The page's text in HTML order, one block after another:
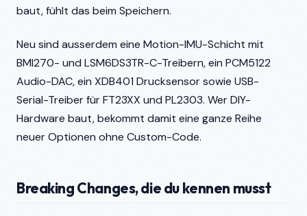
baut, fühlt das beim Speichern.
Neu sind ausserdem eine Motion-IMU-Schicht mit
BMI270- und LSM6DS3TR-C-Treibern, ein PCM5122
Audio-DAC, ein XDB401 Drucksensor sowie USB-
Serial-Treiber für FT23XX und PL2303. Wer DIY-
Hardware baut, bekommt damit eine ganze Reihe
neuer Optionen ohne Custom-Code.
Breaking Changes, die du kennen musst